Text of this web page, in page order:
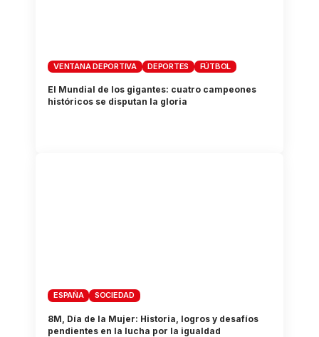
VENTANA DEPORTIVA DEPORTES FÚTBOL
El Mundial de los gigantes: cuatro campeones
históricos se disputan la gloria
ESPAÑA SOCIEDAD
8M, Día de la Mujer: Historia, logros y desafíos
pendientes en la lucha por la igualdad